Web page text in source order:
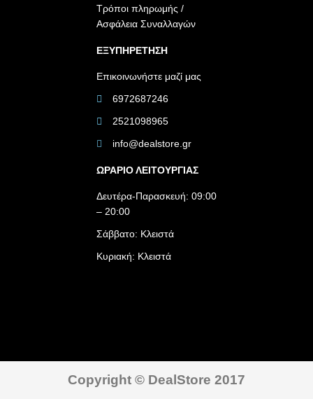
Τρόποι πληρωμής /
Ασφάλεια Συναλλαγών
ΕΞΥΠΗΡΕΤΗΣΗ
Επικοινωνήστε μαζί μας
6972687246
2521098965
info@dealstore.gr
ΩΡΑΡΙΟ ΛΕΙΤΟΥΡΓΙΑΣ​
Δευτέρα-Παρασκευή: 09:00
– 20:00
Σάββατο: Κλειστά
Κυριακή: Κλειστά
Copyright © DealStore 2017